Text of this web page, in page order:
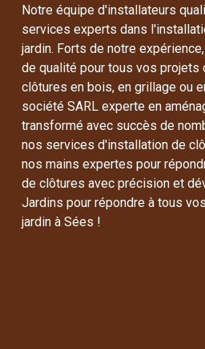
Notre équipe d'installateurs
services experts dans
jardin. Forts de notre
de qualité pour tous vos
clôtures en bois, en grillage ou
société SARL experte en
transformé avec succès de
nos services d'installation de
nos mains expertes pour
de clôtures avec précision et
Jardins pour répondre à tous
jardin à Sées !